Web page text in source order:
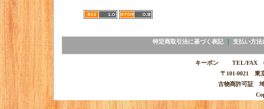
特定商取引法に基づく表記｜ 支払い方法
キーポン TEL/FAX
〒101-0021 東
古物商許可証